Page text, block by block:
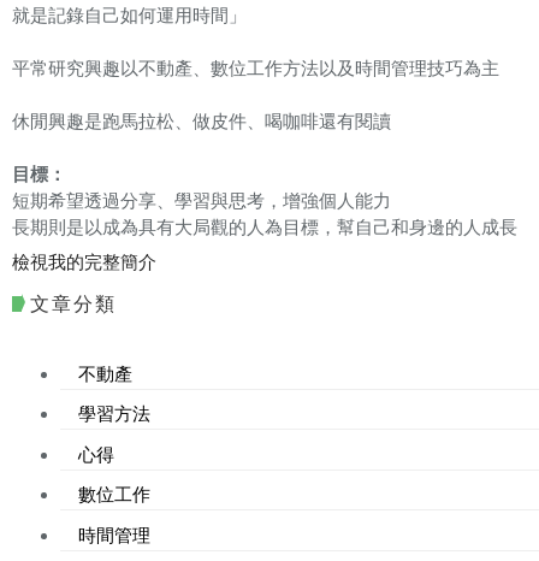
就是記錄自己如何運用時間」
平常研究興趣以不動產、數位工作方法以及時間管理技巧為主
休閒興趣是跑馬拉松、做皮件、喝咖啡還有閱讀
目標：
短期希望透過分享、學習與思考，增強個人能力
長期則是以成為具有大局觀的人為目標，幫自己和身邊的人成長
檢視我的完整簡介
文章分類
不動產
學習方法
心得
數位工作
時間管理